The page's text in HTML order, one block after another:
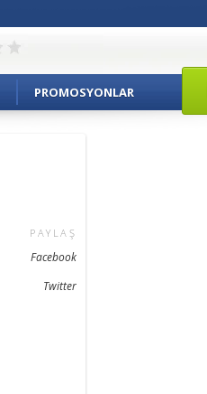
PROMOSYONLAR
PAYLAŞ
Facebook
Twitter